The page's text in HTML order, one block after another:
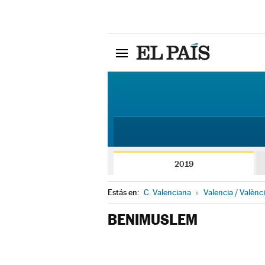
2019
Estás en: C. Valenciana » Valencia /
BENIMUSLEM